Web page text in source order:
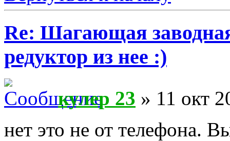
Re: Шагающая
редуктор из нее :)
кулер 23 » 11 окт
нет это не от телефона.